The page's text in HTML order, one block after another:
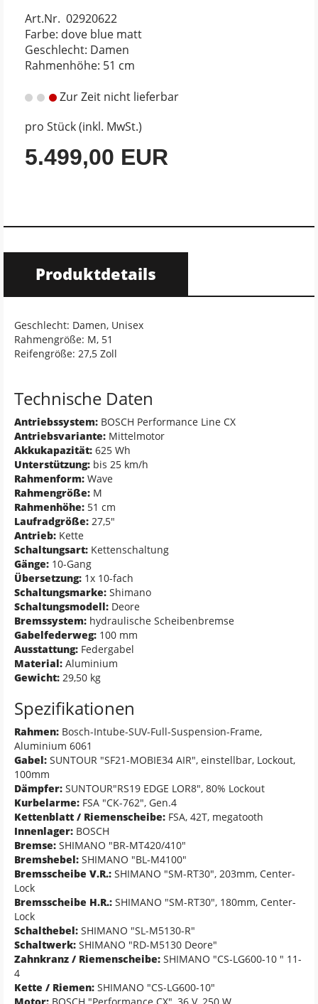
Art.Nr. 02920622
Farbe: dove blue matt
Geschlecht: Damen
Rahmenhöhe: 51 cm
Zur Zeit nicht lieferbar
pro Stück (inkl. MwSt.)
5.499,00 EUR
Produktdetails
Geschlecht: Damen, Unisex
Rahmengröße: M, 51
Reifengröße: 27,5 Zoll
Technische Daten
Antriebssystem: BOSCH Performance Line CX
Antriebsvariante: Mittelmotor
Akkukapazität: 625 Wh
Unterstützung: bis 25 km/h
Rahmenform: Wave
Rahmengröße: M
Rahmenhöhe: 51 cm
Laufradgröße: 27,5"
Antrieb: Kette
Schaltungsart: Kettenschaltung
Gänge: 10-Gang
Übersetzung: 1x 10-fach
Schaltungsmarke: Shimano
Schaltungsmodell: Deore
Bremssystem: hydraulische Scheibenbremse
Gabelfederweg: 100 mm
Ausstattung: Federgabel
Material: Aluminium
Gewicht: 29,50 kg
Spezifikationen
Rahmen: Bosch-Intube-SUV-Full-Suspension-Frame,
Aluminium 6061
Gabel: SUNTOUR "SF21-MOBIE34 AIR", einstellbar, Lockout,
100mm
Dämpfer: SUNTOUR"RS19 EDGE LOR8", 80% Lockout
Kurbelarme: FSA "CK-762", Gen.4
Kettenblatt / Riemenscheibe: FSA, 42T, megatooth
Innenlager: BOSCH
Bremse: SHIMANO "BR-MT420/410"
Bremshebel: SHIMANO "BL-M4100"
Bremsscheibe V.R.: SHIMANO "SM-RT30", 203mm, Center-
Lock
Bremsscheibe H.R.: SHIMANO "SM-RT30", 180mm, Center-
Lock
Schalthebel: SHIMANO "SL-M5130-R"
Schaltwerk: SHIMANO "RD-M5130 Deore"
Zahnkranz / Riemenscheibe: SHIMANO "CS-LG600-10 " 11-
4
Kette / Riemen: SHIMANO "CS-LG600-10"